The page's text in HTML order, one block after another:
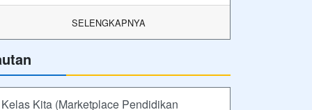
SELENGKAPNYA
Kelas Kita (Marketplace Pendidikan